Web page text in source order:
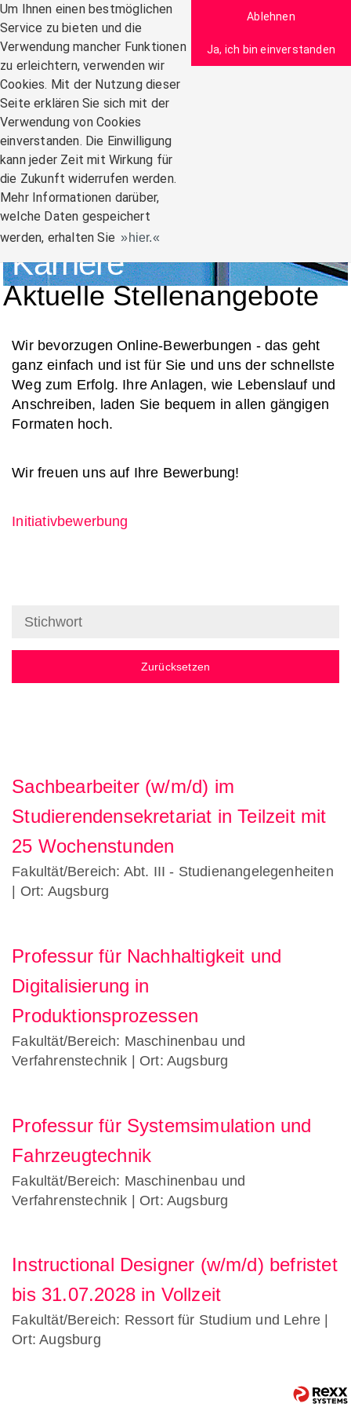
Um Ihnen einen bestmöglichen
Service zu bieten und die
Verwendung mancher Funktionen
zu erleichtern, verwenden wir
Cookies. Mit der Nutzung dieser
Seite erklären Sie sich mit der
Verwendung von Cookies
einverstanden. Die Einwilligung
kann jeder Zeit mit Wirkung für
die Zukunft widerrufen werden.
Mehr Informationen darüber,
welche Daten gespeichert
werden, erhalten Sie
hier.
Ablehnen
Ja, ich bin einverstanden
Zum Inhalt
Navigation:
Karriere
Aktuelle Stellenangebote
Wir bevorzugen Online-Bewerbungen - das geht
ganz einfach und ist für Sie und uns der schnellste
Weg zum Erfolg. Ihre Anlagen, wie Lebenslauf und
Anschreiben, laden Sie bequem in allen gängigen
Formaten hoch.
Wir freuen uns auf Ihre Bewerbung!
Initiativbewerbung
Zurücksetzen
Sachbearbeiter (w/m/d) im
Studierendensekretariat in Teilzeit mit
25 Wochenstunden
Fakultät/Bereich: Abt. III - Studienangelegenheiten
| Ort: Augsburg
Professur für Nachhaltigkeit und
Digitalisierung in
Produktionsprozessen
Fakultät/Bereich: Maschinenbau und
Verfahrenstechnik | Ort: Augsburg
Professur für Systemsimulation und
Fahrzeugtechnik
Fakultät/Bereich: Maschinenbau und
Verfahrenstechnik | Ort: Augsburg
Instructional Designer (w/m/d) befristet
bis 31.07.2028 in Vollzeit
Fakultät/Bereich: Ressort für Studium und Lehre |
Ort: Augsburg